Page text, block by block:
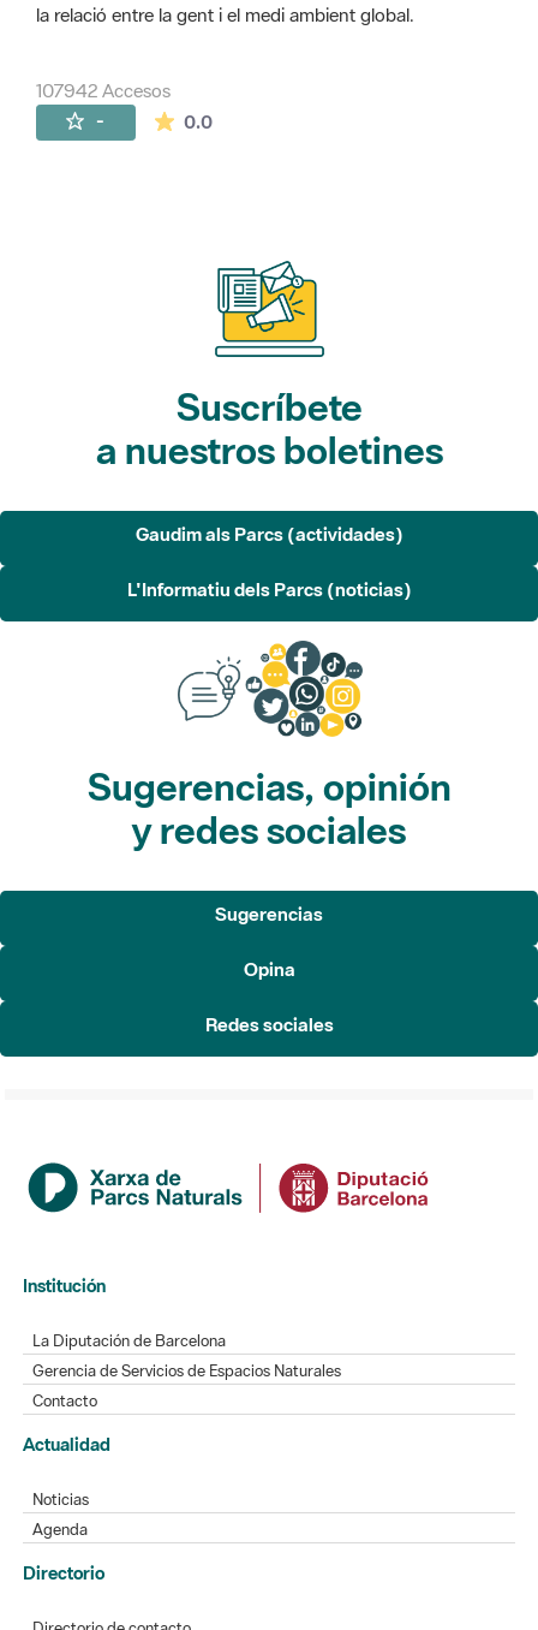
la relació entre la gent i el medi ambient global.
107942 Accesos
- 0.0La valoración media es de 0 estrellas de
Suscríbete
a nuestros boletines
Gaudim als Parcs (actividades)
L'Informatiu dels Parcs (noticias)
Sugerencias, opinión
y redes sociales
Sugerencias
Opina
Redes sociales
Institución
La Diputación de Barcelona
Gerencia de Servicios de Espacios Naturales
Contacto
Actualidad
Noticias
Agenda
Directorio